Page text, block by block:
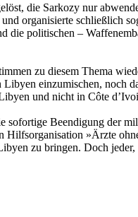
die Sarkozy nur
organisierte schließlich
die politischen –
zu diesem Thema
einzumischen, noch
und nicht in Côte
sofortige Beendigung der
Hilfsorganisation »Ärzte
zu bringen. Doch